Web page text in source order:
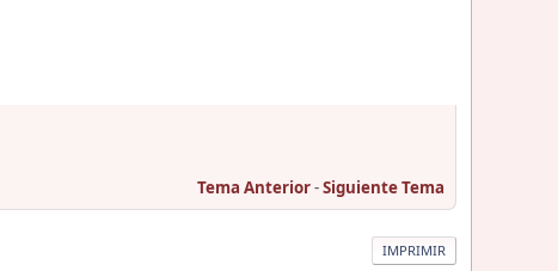
Tema Anterior-Siguiente Tema
IMPRIMIR